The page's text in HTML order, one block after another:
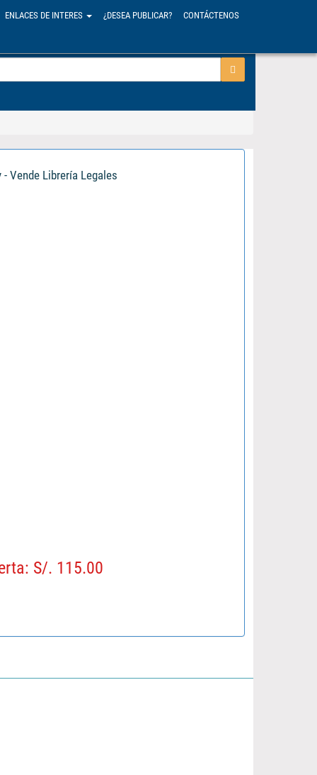
ENLACES DE INTERES ¿DESEA PUBLICAR? CONTÁCTENOS
Vende Librería Legales
S/. 115.00